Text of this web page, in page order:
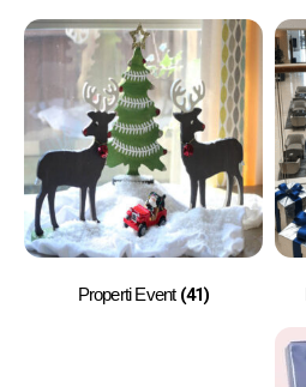
Properti Event (41)